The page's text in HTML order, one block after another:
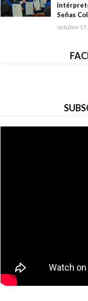
Señas
octubre